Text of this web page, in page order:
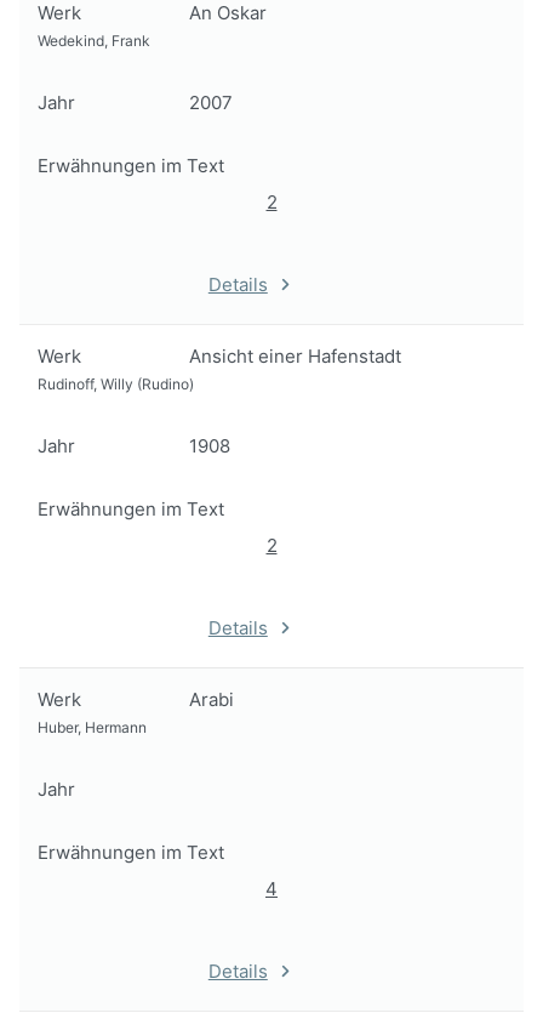
Werk An Oskar
Wedekind, Frank
Jahr 2007
Erwähnungen im Text
2
Details
Werk Ansicht einer Hafenstadt
Rudinoff, Willy (Rudino)
Jahr 1908
Erwähnungen im Text
2
Details
Werk Arabi
Huber, Hermann
Jahr
Erwähnungen im Text
4
Details